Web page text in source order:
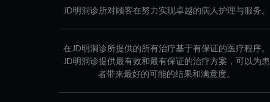
JD明洞诊所对顾客在努力实现卓越的病人护理与服务。
在JD明洞诊所提供的所有治疗基于有保证的医疗程序。
JD明洞诊提供最有效和最有保证的治疗方案，可以为患
者带来最好的可能的结果和满意度。